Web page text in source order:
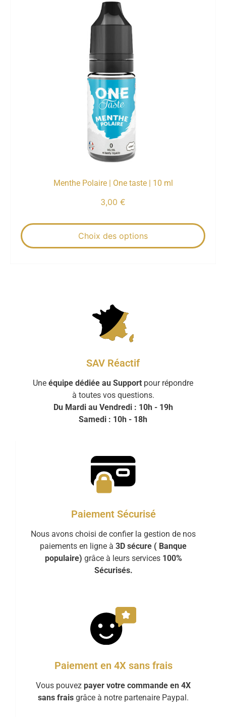
Menthe Polaire | One taste | 10 ml
3,00 €
Choix des options
SAV Réactif
Une équipe dédiée au Support pour répondre
à toutes vos questions.
Du Mardi au Vendredi : 10h - 19h
Samedi : 10h - 18h
Paiement Sécurisé
Nous avons choisi de confier la gestion de nos
paiements en ligne à 3D sécure ( Banque
populaire) grâce à leurs services 100%
Sécurisés.
Paiement en 4X sans frais
Vous pouvez payer votre commande en 4X
sans frais grâce à notre partenaire Paypal.